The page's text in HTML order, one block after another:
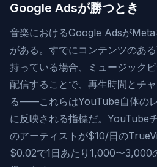
Google Adsが勝つとき
音楽におけるGoogle Adsが
がある。すでにコンテンツのあ
持っている場合、ミュージック
配信することで、再生時間とチ
る——これらはYouTube自体の
に反映される指標だ。YouTube
のアーティストが$10/日の
$0.02で1日あたり1,000〜3,000